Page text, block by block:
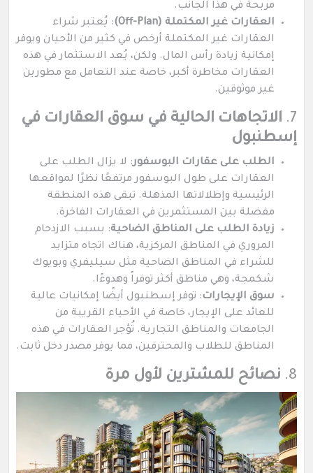
مربحة في هذا الجانب.
العقارات غير المكتملة (Off-Plan)
: يُعتبر شراء
العقارات غير المكتملة أرخص في كثير من الأحيان ويوفر
إمكانية زيادة رأس المال. ولكن، يُعد الاستثمار في هذه
العقارات مخاطرة أكبر، خاصة عند التعامل مع مطورين
غير موثوقين.
7. الاتجاهات الحالية في سوق العقارات في
إسطنبول
الطلب على عقارات البوسفور: لا يزال الطلب على
العقارات على طول البوسفور مرتفعًا نظرًا لمواقعها
الرئيسية وإطلالاتها المذهلة. تبقى هذه المنطقة
مفضلة بين المستثمرين في العقارات الفاخرة.
زيادة الطلب على المناطق الضاحية: بسبب الازدحام
المروري في المناطق المركزية، هناك اتجاه متزايد
للشراء في المناطق الضاحية مثل سيليفري وبويوك
شكمجة، وهي مناطق أكثر توفراً وهدوءًا.
سوق الإيجارات: توفر إسطنبول أيضًا إمكانيات عالية
للعائد على الإيجار، خاصة في الأحياء القريبة من
الجامعات والمناطق التجارية. تُؤجر العقارات في هذه
المناطق للطلاب والمحترفين، مما يوفر مصدر دخل ثابت.
8. نصائح للمشترين لأول مرة